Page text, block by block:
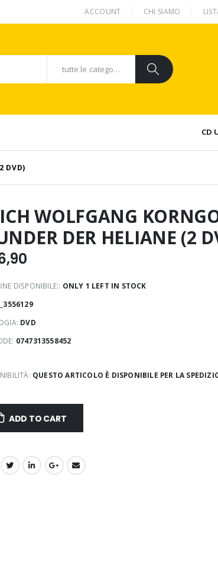
ACCOUNT CHI SIAMO
tutte le categorie
CD
DVD)
WOLFGANG
DER HELIANE (2
DISPONIBILE:: ONLY 1 LEFT IN STOCK
DVD
0747313558452
QUESTO ARTICOLO È DISPONIBILE PER LA
ADD TO CART